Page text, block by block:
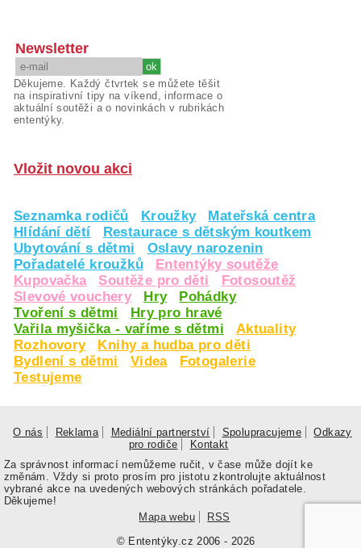
Newsletter
Děkujeme. Každý čtvrtek se můžete těšit
na inspirativní tipy na víkend, informace o
aktuální soutěži a o novinkách v rubrikách
ententýky.
Vložit novou akci
Seznamka rodičů Kroužky
Mateřská centra
Hlídání dětí
Restaurace s dětským koutkem
Ubytování s dětmi
Oslavy narozenin
Pořadatelé kroužků
Ententýky soutěže
Kupovačka
Soutěže pro děti
Fotosoutěž
Slevové vouchery
Hry
Pohádky
Tvoření s dětmi
Hry pro hravé
Vařila myšička - vaříme s dětmi
Aktuality
Rozhovory
Knihy a hudba pro děti
Bydlení s dětmi
Videa
Fotogalerie
Testujeme
O nás Reklama Mediální partnerství Spolupracujeme
Odkazy
pro rodiče
Kontakt
© Ententýky.cz 2006 - 2026
Za správnost informací nemůžeme ručit, v čase může dojít ke
změnám. Vždy si proto prosím pro jistotu zkontrolujte aktuálnost
vybrané akce na uvedených webových stránkách pořadatele.
Děkujeme!
Mapa webu
RSS